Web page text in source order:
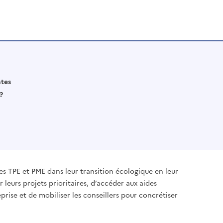
TPE et PME dans leur transition écologique en leur
projets prioritaires, d’accéder aux aides
et de mobiliser les conseillers pour concrétiser